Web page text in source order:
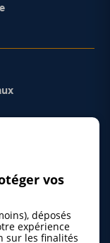
vos
déposés
expérience
sur les finalités